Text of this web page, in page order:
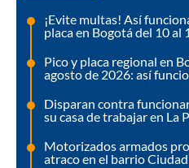
¡Evite multas! Así
placa en Bogotá del 10 al
Pico y placa regional en
agosto de 2026: así
Disparan contra
su casa de trabajar en La
Motorizados armados
atraco en el barrio